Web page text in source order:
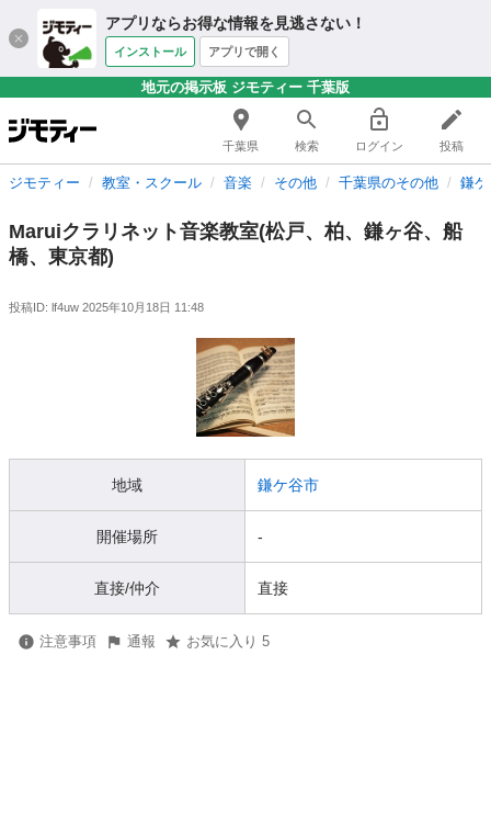
アプリならお得な情報を見逃さない！
インストール アプリで開く
地元の掲示板 ジモティー 千葉版
千葉県 検索 ログイン 投稿
ジモティー 教室・スクール 音楽 その他 千葉県のその他 鎌
Maruiクラリネット音楽教室(松戸、柏、鎌ヶ谷、船
橋、東京都)
投稿ID: lf4uw 2025年10月18日 11:48
地域 鎌ケ谷市
開催場所 -
直接/仲介 直接
注意事項 通報 お気に入り 5